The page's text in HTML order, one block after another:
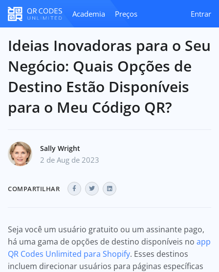
Academia Preços Entrar
Ideias Inovadoras para o Seu
Negócio: Quais Opções de
Destino Estão Disponíveis
para o Meu Código QR?
Sally Wright
2 de Aug de 2023
COMPARTILHAR
Seja você um usuário gratuito ou um assinante pago,
há uma gama de opções de destino disponíveis no app
QR Codes Unlimited para Shopify. Esses destinos
incluem direcionar usuários para páginas específicas